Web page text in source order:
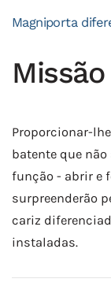
Magniporta
Missão
Proporcionar-
batente que
função - abrir e
surpreenderão
cariz
instaladas.